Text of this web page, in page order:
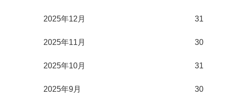
2025年12月 31
2025年11月 30
2025年10月 31
2025年9月 30